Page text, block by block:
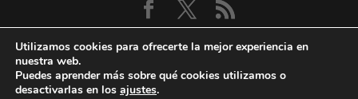
Utilizamos cookies para ofrecerte la mejor experiencia en
nuestra web.
Puedes aprender más sobre qué cookies utilizamos o
desactivarlas en los ajustes.